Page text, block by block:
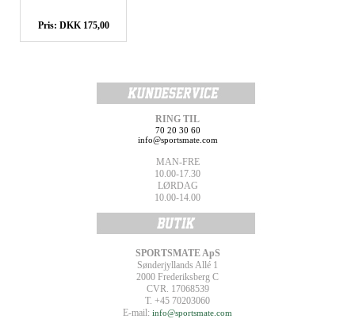
Pris: DKK 175,00
RING TIL
70 20 30 60
info@sportsmate.com
MAN-FRE
10.00-17.30
LØRDAG
10.00-14.00
SPORTSMATE ApS
Sønderjyllands Allé 1
2000 Frederiksberg C
CVR. 17068539
T. +45 70203060
E-mail: info@sportsmate.com